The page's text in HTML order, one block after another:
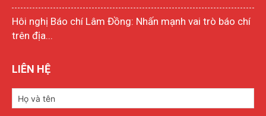
Hôi nghị Báo chí Lâm Đồng: Nhấn mạnh vai trò báo chí
trên địa...
LIÊN HỆ